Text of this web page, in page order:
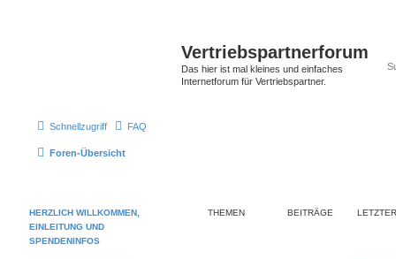
Vertriebspartnerforum
Das hier ist mal kleines und einfaches
Internetforum für Vertriebspartner.
Schnellzugriff FAQ
Foren-Übersicht
HERZLICH WILLKOMMEN,
EINLEITUNG UND
SPENDENINFOS
THEMEN BEITRÄGE